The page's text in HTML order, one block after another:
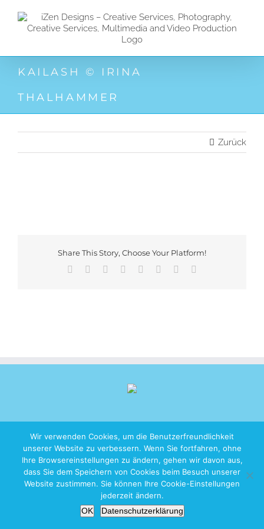
Inhalt
springen
KAILASH © IRINA
THALHAMMER
Zurück
Share This Story, Choose Your Platform!
Facebook Reddit LinkedIn
TumblrPinterest
Copyright 2026 iZen Designs | All Rights Reserved | Imprint|Privacy
Wir verwenden Cookies, um die Benutzerfreundlichkeit
unserer Website zu verbessern. Wenn Sie fortfahren, ohne
Ihre Browsereinstellungen zu ändern, gehen wir davon aus,
dass Sie dem Speichern von Cookies beim Besuch unserer
Website zustimmen. Sie können Ihre Cookie-Einstellungen
jederzeit ändern.
OK
Datenschutzerklärung